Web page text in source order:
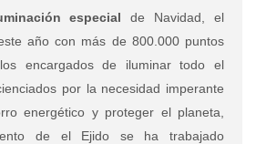
especial de Navidad, el
año con más de 800.000 puntos
encargados de iluminar todo el
por la necesidad imperante
energético y proteger el planeta,
de el Ejido se ha trabajado